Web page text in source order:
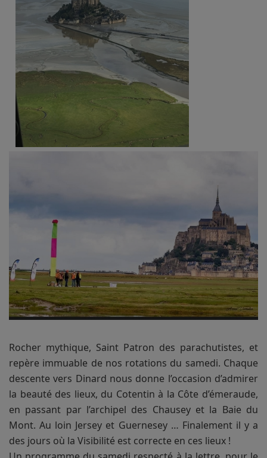
Rocher mythique, Saint Patron des parachutistes, et
repère immuable de nos rotations du samedi. Chaque
descente vers Dinard nous donne l’occasion d’admirer
la beauté des lieux, du Cotentin à la Côte d’émeraude,
en passant par l’archipel des Chausey et la Baie du
Mont. Au loin Jersey et Guernesey … Finalement il y a
des jours où la Visibilité est correcte en ces lieux !